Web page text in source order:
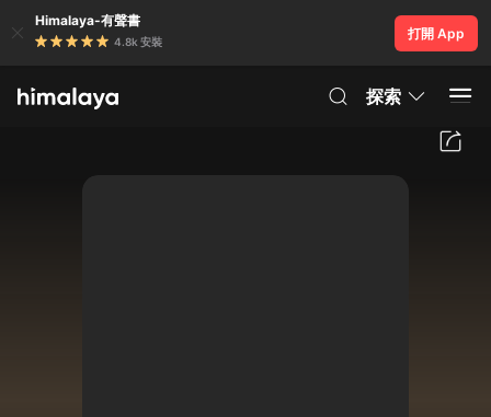
Himalaya-有聲書
4.8k 安裝
打開 App
探索